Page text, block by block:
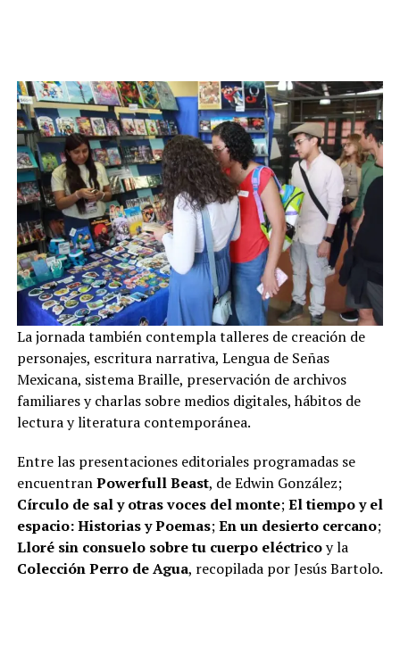
La jornada también contempla talleres de creación de
personajes, escritura narrativa, Lengua de Señas
Mexicana, sistema Braille, preservación de archivos
familiares y charlas sobre medios digitales, hábitos de
lectura y literatura contemporánea.
Entre las presentaciones editoriales programadas se
encuentranPowerfull Beast, de Edwin González;
Círculo de sal y otras voces del monte;El tiempo y el
espacio: Historias y Poemas;En un desierto cercano;
Lloré sin consuelo sobre tu cuerpo eléctricoy la
Colección Perro de Agua, recopilada por Jesús Bartolo.